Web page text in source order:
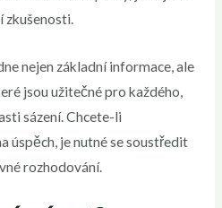
zkušenosti.
nejen základní informace, ale
jsou užitečné pro každého,
sázení. Chcete-li
úspěch, je nutné se soustředit
rozhodování.